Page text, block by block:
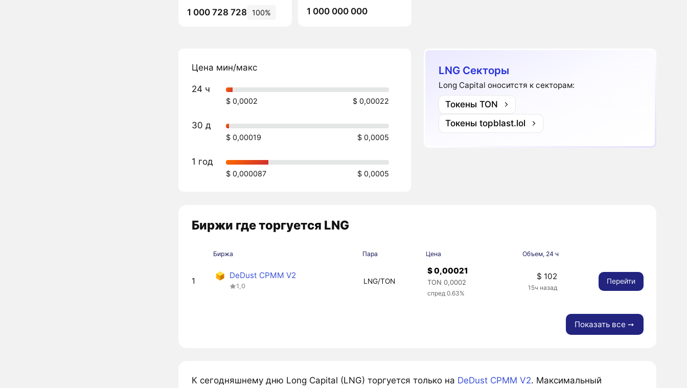
1 000 728 728
100%
1 000 000 000
Цена мин/макс
24 ч
$ 0,0002 $ 0,00022
30 д
$ 0,00019 $ 0,0005
1 год
$ 0,000087 $ 0,0005
LNG Секторы
Long Capital оноситстя к секторам:
Токены TON
Токены topblast.lol
Биржи где торгуется LNG
Биржа Пара Цена Объем, 24 ч
1
DeDust CPMM V2
1,0
LNG/TON
$ 0,00021
TON 0,0002
спред 0.63%
$ 102
15ч назад
Перейти
Показать все ➙
К сегодняшнему дню Long Capital (LNG) торгуется только на DeDust CPMM V2. Максимальный